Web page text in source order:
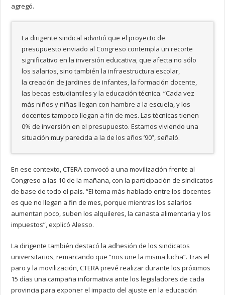
agregó.
La dirigente sindical advirtió que el proyecto de
presupuesto enviado al Congreso contempla un recorte
significativo en la inversión educativa, que afecta no sólo
los salarios, sino también la infraestructura escolar,
la creación de jardines de infantes, la formación docente,
las becas estudiantiles y la educación técnica. “Cada vez
más niños y niñas llegan con hambre a la escuela, y los
docentes tampoco llegan a fin de mes. Las técnicas tienen
0% de inversión en el presupuesto. Estamos viviendo una
situación muy parecida a la de los años ’90”, señaló.
En ese contexto, CTERA convocó a una movilización frente al
Congreso a las 10 de la mañana, con la participación de sindicatos
de base de todo el país. “El tema más hablado entre los docentes
es que no llegan a fin de mes, porque mientras los salarios
aumentan poco, suben los alquileres, la canasta alimentaria y los
impuestos”, explicó Alesso.
La dirigente también destacó la adhesión de los sindicatos
universitarios, remarcando que “nos une la misma lucha”. Tras el
paro y la movilización, CTERA prevé realizar durante los próximos
15 días una campaña informativa ante los legisladores de cada
provincia para exponer el impacto del ajuste en la educación